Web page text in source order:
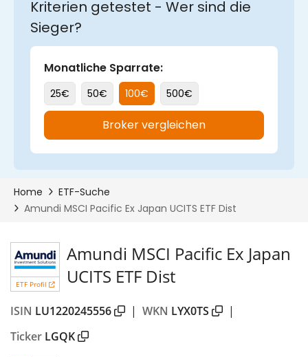
ETF Profil
Amundi MSCI Pacific Ex Japan
UCITS ETF Dist
ISIN LU1220245556 | WKN LYX0TS
|
Ticker LGQK